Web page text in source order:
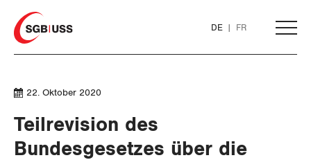
Home
DE FR
THEMEN
22. Oktober 2020
Teilrevision des
Bundesgesetzes über die